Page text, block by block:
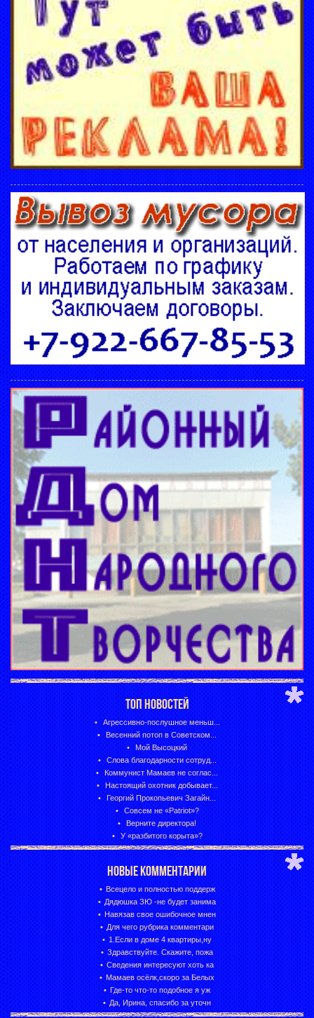
ТОП НОВОСТЕЙ
Агрессивно-послушное меньш...
Весенний потоп в Советском...
Мой Высоцкий
Слова благодарности сотруд...
Коммунист Мамаев не соглас...
Настоящий охотник добывает...
Георгий Прокопьевич Загайн...
Совсем не «Patriot»?
Верните директора!
У «разбитого корыта»?
НОВЫЕ КОММЕНТАРИИ
Всецело и полностью поддерж
Дядюшка ЗЮ -не будет занима
Навязав свое ошибочное мнен
Для чего рубрика комментари
1.Если в доме 4 квартиры,ну
Здравствуйте. Скажите, пожа
Сведения интересуют хоть ка
Мамаев осёлк,скоро за Белых
Где-то что-то подобное я уж
Да, Ирина, спасибо за уточн